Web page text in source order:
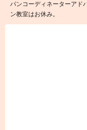
パンコーディネーターアド
ン教室はお休み。